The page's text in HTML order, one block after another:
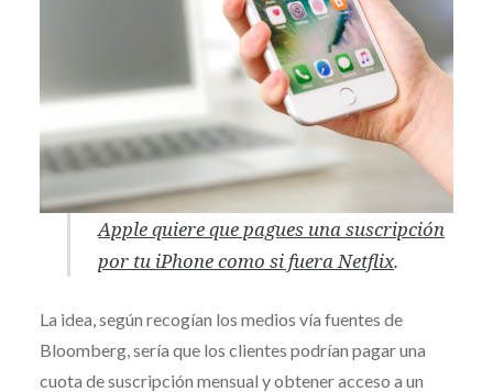
Apple quiere que pagues una suscripción
por tu iPhone como si fuera Netflix.
La idea, según recogían los medios vía fuentes de
Bloomberg, sería que los clientes podrían pagar una
cuota de suscripción mensual y obtener acceso a un